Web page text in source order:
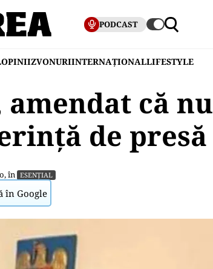
PODCAST
OPINIIZVONURIINTERNAȚIONALLIFESTYLE
că nu
de presă
, în ESENȚIAL
în Google